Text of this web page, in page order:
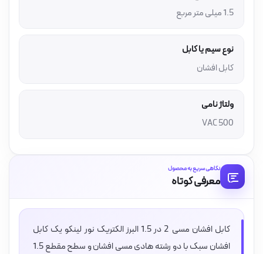
1.5 میلی متر مربع
نوع سیم یا کابل
کابل افشان
ولتاژ نامی
500 VAC
نگاهی سریع به محصول
معرفی کوتاه
کابل افشان مسی 2 در 1.5 البرز الکتریک نور لینکو یک کابل
افشان سبک با دو رشته هادی مسی افشان و سطح مقطع 1.5